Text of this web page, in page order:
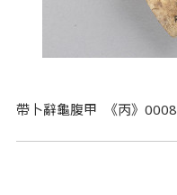
帶卜辭龜腹甲 《丙》0008